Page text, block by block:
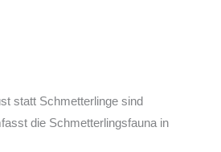
statt Schmetterlinge sind
die Schmetterlingsfauna in